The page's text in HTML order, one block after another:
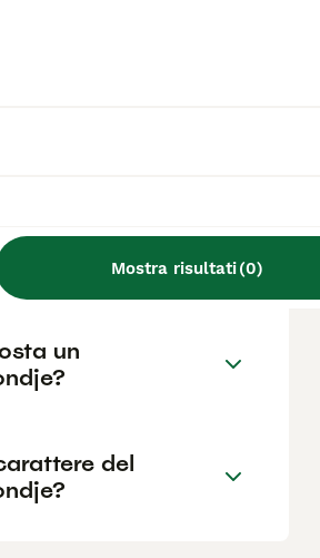
Mostra risultati(0)
la Seconda Guerra
un piccolo cane
un
del